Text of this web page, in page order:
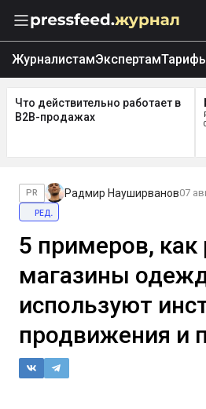
ЖурналистамЭкспертам
Что действительно работает в
B2B-продажах
PR Радмир Науширванов07
ред.
5 примеров, как
магазины
используют
продвижения и